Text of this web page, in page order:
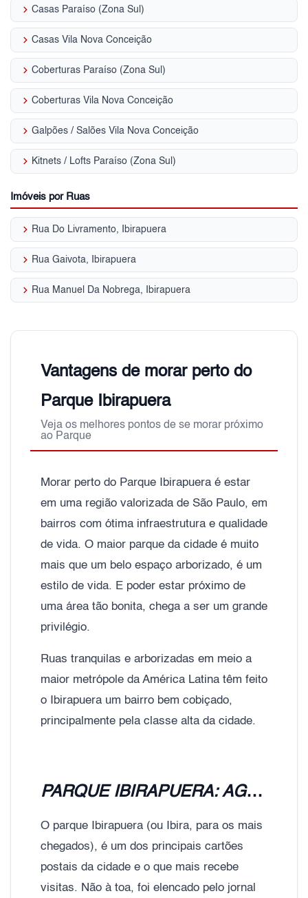
keyboard_arrow_right Casas Paraíso (Zona Sul)
keyboard_arrow_right Casas Vila Nova Conceição
keyboard_arrow_right Coberturas Paraíso (Zona Sul)
keyboard_arrow_right Coberturas Vila Nova Conceição
keyboard_arrow_right Galpões / Salões Vila Nova Conceição
keyboard_arrow_right Kitnets / Lofts Paraíso (Zona Sul)
Imóveis por Ruas
keyboard_arrow_right Rua Do Livramento, Ibirapuera
keyboard_arrow_right Rua Gaivota, Ibirapuera
keyboard_arrow_right Rua Manuel Da Nobrega, Ibirapuera
Vantagens de morar perto do
Parque Ibirapuera
Veja os melhores pontos de se morar próximo
ao Parque
Morar perto do Parque Ibirapuera é estar
em uma região valorizada de São Paulo, em
bairros com ótima infraestrutura e qualidade
de vida. O maior parque da cidade é muito
mais que um belo espaço arborizado, é um
estilo de vida. E poder estar próximo de
uma área tão bonita, chega a ser um grande
privilégio.
Ruas tranquilas e arborizadas em meio a
maior metrópole da América Latina têm feito
o Ibirapuera um bairro bem cobiçado,
principalmente pela classe alta da cidade.
PARQUE IBIRAPUERA: AGRADA MORADORES E VISITANTES
O parque Ibirapuera (ou Ibira, para os mais
chegados), é um dos principais cartões
postais da cidade e o que mais recebe
visitas. Não à toa, foi elencado pelo jornal